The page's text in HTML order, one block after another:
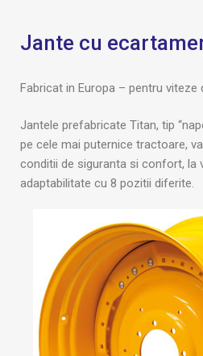
Jante cu
Fabricat in Europa – pentru viteze
Jantele prefabricate Titan, tip
pe cele mai puternice tractoare,
conditii de siguranta si confort, la
adaptabilitate cu 8 pozitii diferite.